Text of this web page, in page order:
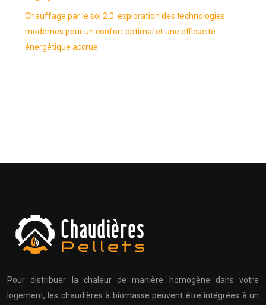
Chauffage par le sol 2.0: exploration des technologies
modernes pour un confort optimal et une efficacité
énergétique accrue
Pour distribuer la chaleur de manière homogène dans votre
logement, les chaudières à biomasse peuvent être intégrées à un